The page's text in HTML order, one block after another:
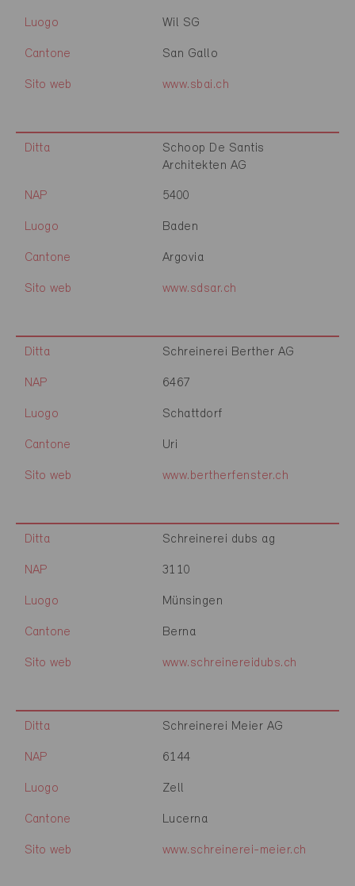
Luogo Wil SG
Cantone San Gallo
Sito web www.sbai.ch
Ditta
Schoop De Santis
Architekten AG
NAP 5400
Luogo Baden
Cantone Argovia
Sito web www.sdsar.ch
Ditta Schreinerei Berther AG
NAP 6467
Luogo Schattdorf
Cantone Uri
Sito web www.bertherfenster.ch
Ditta Schreinerei dubs ag
NAP 3110
Luogo Münsingen
Cantone Berna
Sito web www.schreinereidubs.ch
Ditta Schreinerei Meier AG
NAP 6144
Luogo Zell
Cantone Lucerna
Sito web www.schreinerei-meier.ch